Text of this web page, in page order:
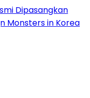
Dipasangkan
Monsters in Korea